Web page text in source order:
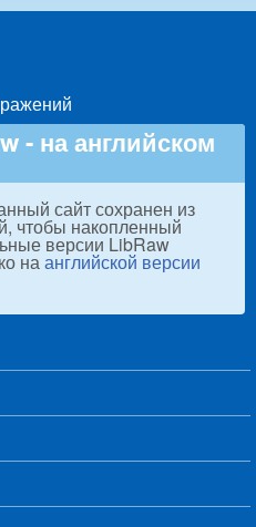
- на английском
сайт сохранен из
чтобы накопленный
версии LibRaw
наанглийской версии